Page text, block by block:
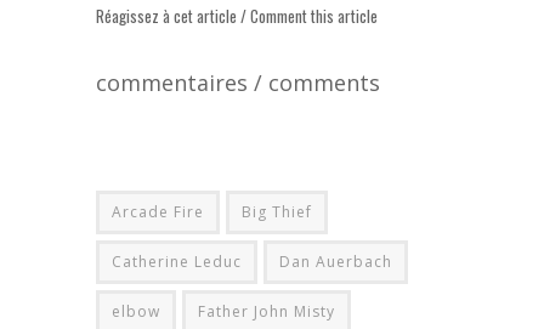
Réagissez à cet article / Comment this article
commentaires / comments
Arcade Fire Big Thief
Catherine Leduc Dan Auerbach
elbow Father John Misty